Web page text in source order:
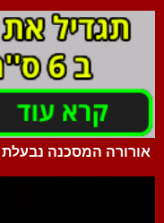
אורורה המסכנה